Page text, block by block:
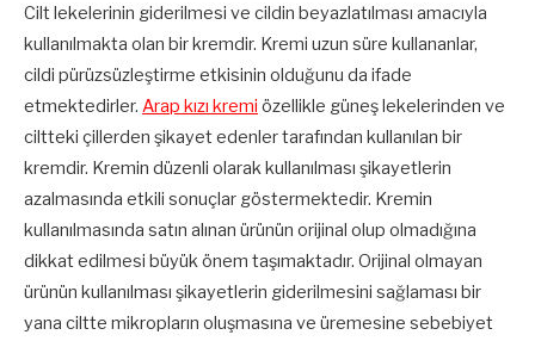
Cilt lekelerinin giderilmesi ve cildin beyazlatılması amacıyla
kullanılmakta olan bir kremdir. Kremi uzun süre kullananlar,
cildi pürüzsüzleştirme etkisinin olduğunu da ifade
etmektedirler. Arap kızı kremi özellikle güneş lekelerinden ve
ciltteki çillerden şikayet edenler tarafından kullanılan bir
kremdir. Kremin düzenli olarak kullanılması şikayetlerin
azalmasında etkili sonuçlar göstermektedir. Kremin
kullanılmasında satın alınan ürünün orijinal olup olmadığına
dikkat edilmesi büyük önem taşımaktadır. Orijinal olmayan
ürünün kullanılması şikayetlerin giderilmesini sağlaması bir
yana ciltte mikropların oluşmasına ve üremesine sebebiyet